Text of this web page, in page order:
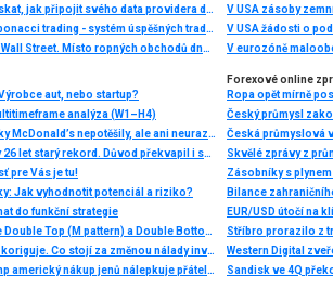
Historická data, kde je získat, jak připojit svého data providera do MultiCharts a proč je budeme potřebovat? (4. díl)
Jak obchodují profíci: Fibonacci trading - systém úspěšných traderů
Burza v LA chtěla sesadit Wall Street. Místo ropných obchodů dnes místem duní basy
V USA zásoby
V USA žádosti o
V eurozóně
aut, nebo startup?
analýza (W1–H4)
Akciová analýza: Výsledky McDonald’s nepotěšily, ale ani neurazily. Jakou vizi společnost prezentovala?
Akcie Microsoftu zlomily 26 let starý rekord. Důvod překvapil i samotné investory
pre Vás je tu!
Jak vyhodnotit potenciál a riziko?
do funkční strategie
Jak obchodovat formace Double Top (M pattern) a Double Bottom (W pattern)
NASDAQ po silném růstu koriguje. Co stojí za změnou nálady investorů?
INVESTIČNÍ GLOSA: Trump americký nákup jenů nálepkuje přátelstvím. Pravda je jinde
Forexové online
Ropa opět mírně
Český průmysl
Skvělé zprávy z
EUR/USD útočí na
Stříbro prorazilo z